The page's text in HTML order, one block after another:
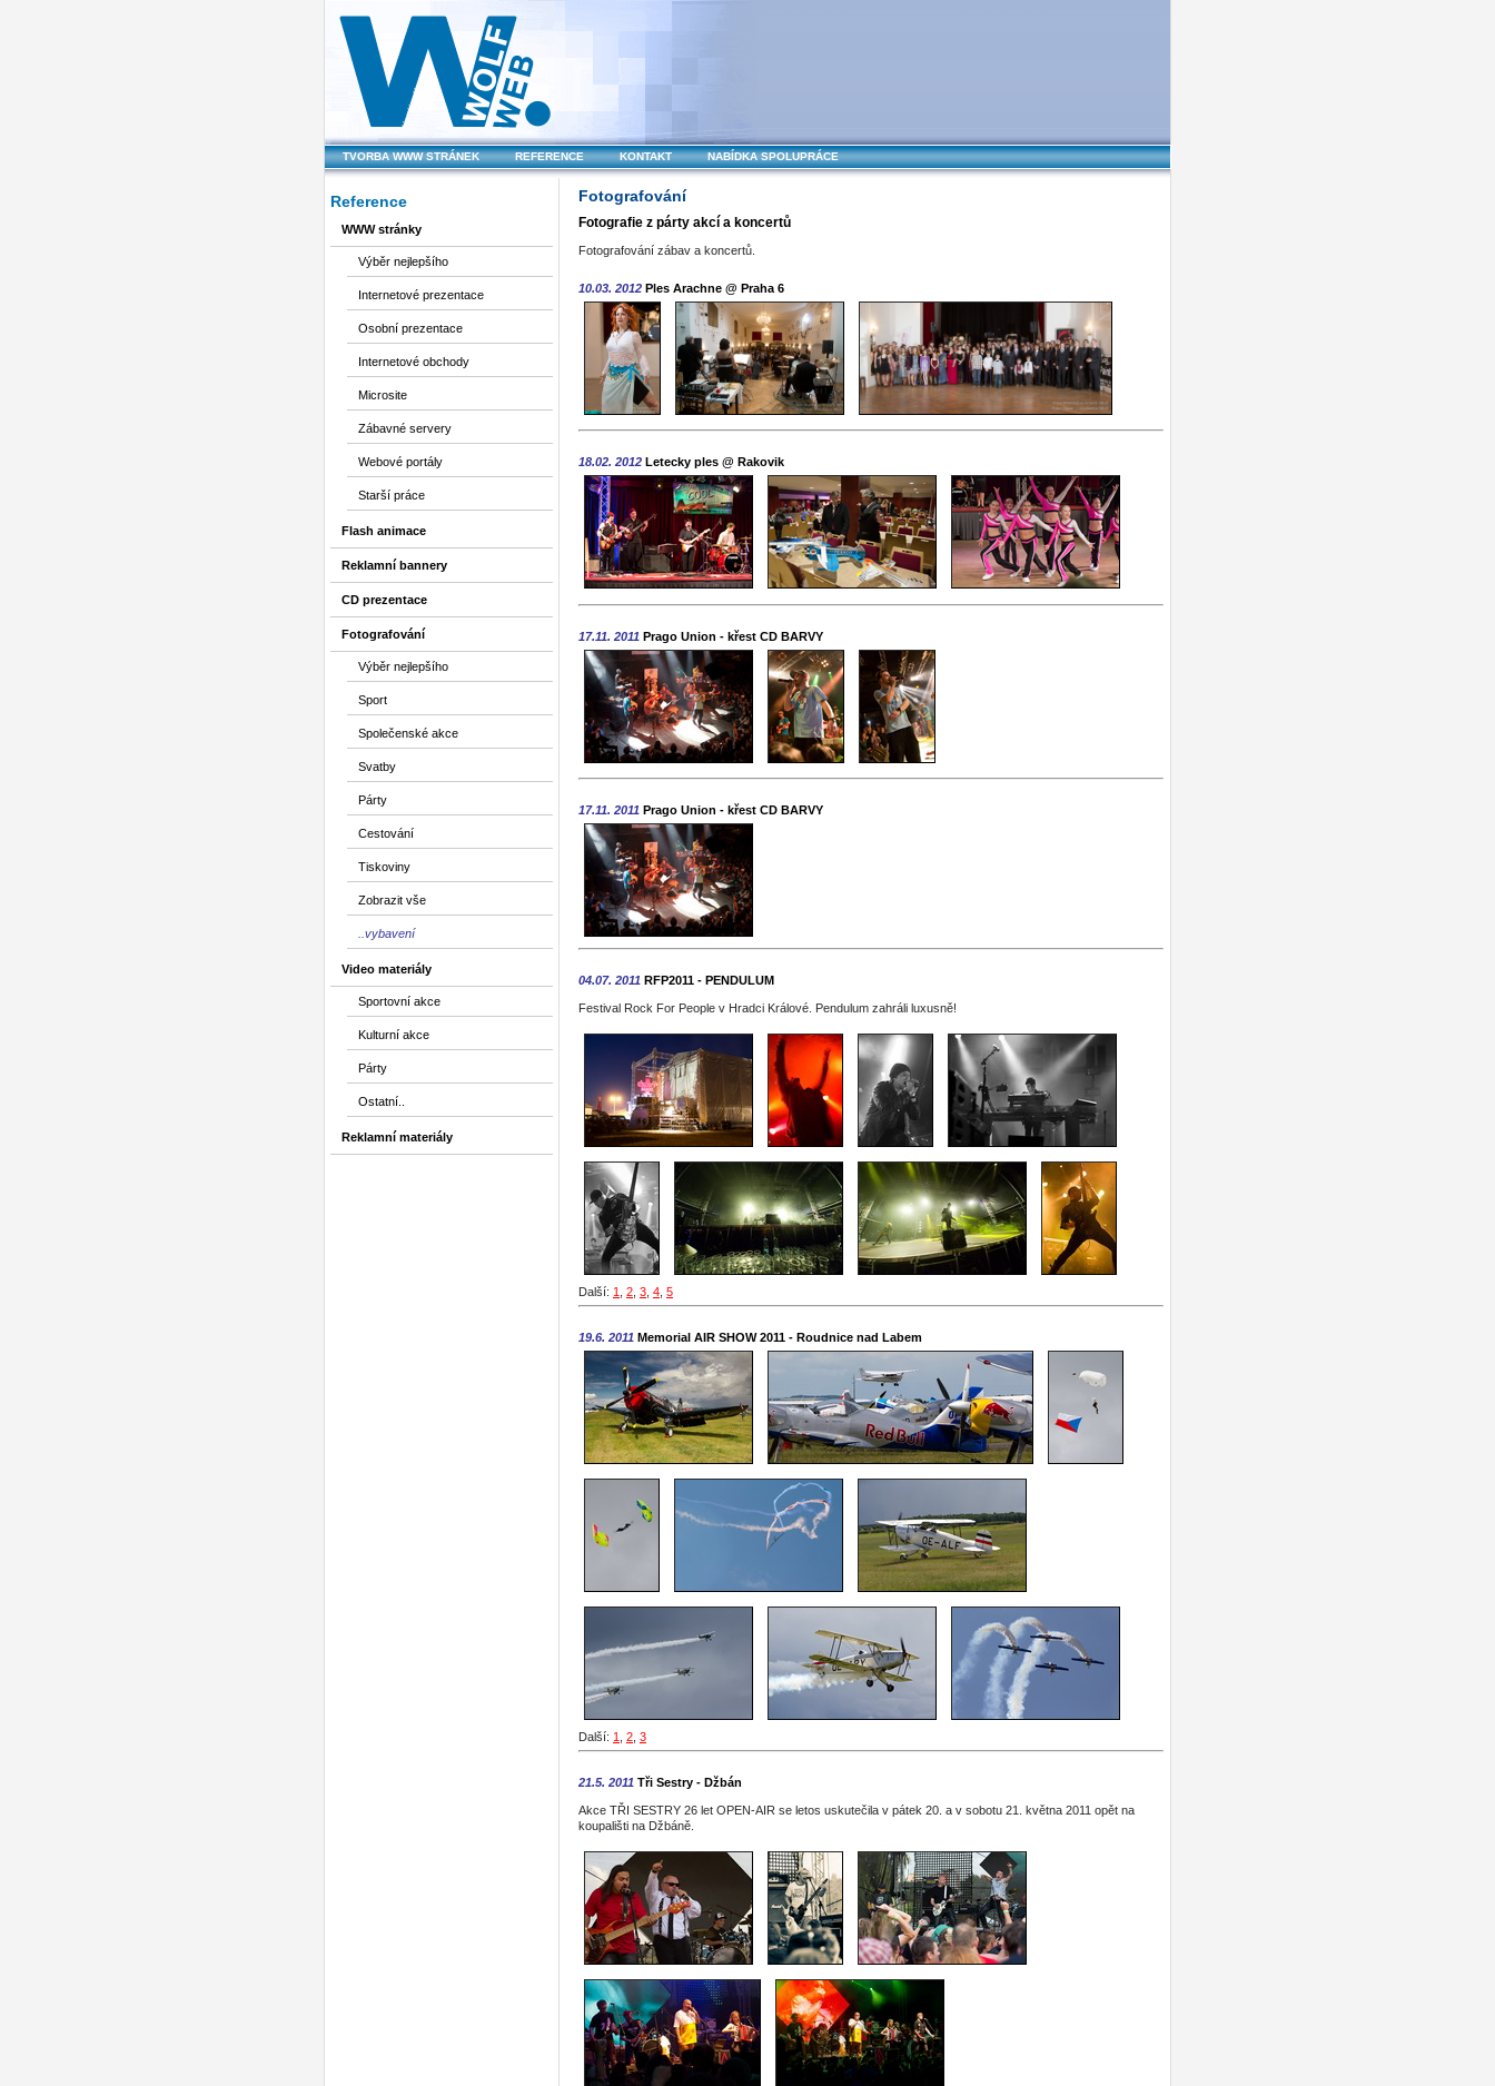
TVORBA WWW STRÁNEK REFERENCE KONTAKT NABÍDKA SPOLUPRÁCE
Fotografování
Fotografie z párty akcí a koncertů
Fotografování zábav a koncertů.
10.03. 2012 Ples Arachne @ Praha 6
18.02. 2012 Letecky ples @ Rakovik
17.11. 2011 Prago Union - křest CD BARVY
17.11. 2011 Prago Union - křest CD BARVY
04.07. 2011 RFP2011 - PENDULUM
Festival Rock For People v Hradci Králové. Pendulum zahráli luxusně!
Další: 1 2 3 4 5
19.6. 2011 Memorial AIR SHOW 2011 - Roudnice nad Labem
Další: 1 2 3
21.5. 2011 Tři Sestry - Džbán
Akce TŘI SESTRY 26 let OPEN-AIR se letos uskutečila v pátek 20. a v sobotu 21. května 2011 opět na
koupališti na Džbáně.
Reference
WWW stránky
Výběr nejlepšího
Internetové prezentace
Osobní prezentace
Internetové obchody
Microsite
Zábavné servery
Webové portály
Starší práce
Flash animace
Reklamní bannery
CD prezentace
Fotografování
Výběr nejlepšího
Sport
Společenské akce
Svatby
Párty
Cestování
Tiskoviny
Zobrazit vše
..vybavení
Video materiály
Sportovní akce
Kulturní akce
Párty
Ostatní..
Reklamní materiály